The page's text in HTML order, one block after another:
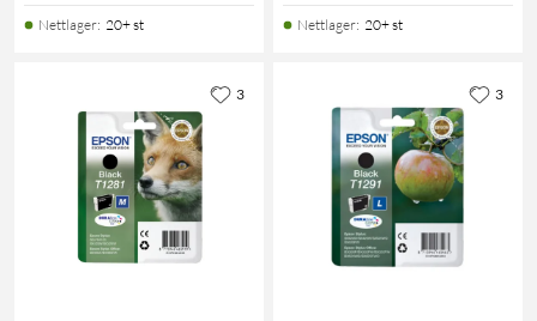
Nettlager: 20+ st Nettlager: 20+ st
3 3